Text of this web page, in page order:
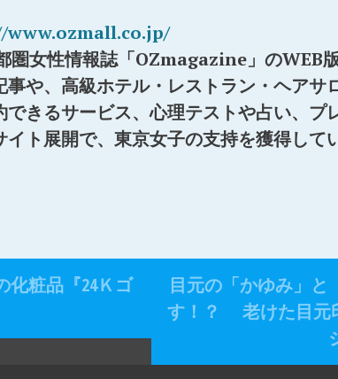
圏女性情報誌「OZmagazine」のWEB
や、高級ホテル・レストラン・ヘアサ
きるサービス、心理テストや占い、プ
ト展開で、東京女子の支持を獲得して
粧品『24Ｋゴ
目元の「かゆみ」と
す！？ 老けた目元